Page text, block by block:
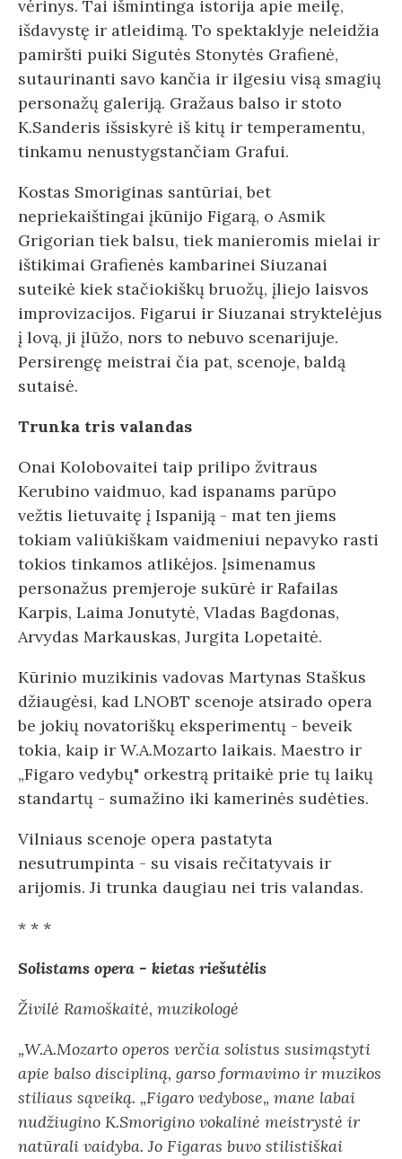
vėrinys. Tai išmintinga istorija apie meilę,
išdavystę ir atleidimą. To spektaklyje neleidžia
pamiršti puiki Sigutės Stonytės Grafienė,
sutaurinanti savo kančia ir ilgesiu visą smagių
personažų galeriją. Gražaus balso ir stoto
K.Sanderis išsiskyrė iš kitų ir temperamentu,
tinkamu nenustygstančiam Grafui.
Kostas Smoriginas santūriai, bet
nepriekaištingai įkūnijo Figarą, o Asmik
Grigorian tiek balsu, tiek manieromis mielai ir
ištikimai Grafienės kambarinei Siuzanai
suteikė kiek stačiokiškų bruožų, įliejo laisvos
improvizacijos. Figarui ir Siuzanai stryktelėjus
į lovą, ji įlūžo, nors to nebuvo scenarijuje.
Persirengę meistrai čia pat, scenoje, baldą
sutaisė.
Trunka tris valandas
Onai Kolobovaitei taip prilipo žvitraus
Kerubino vaidmuo, kad ispanams parūpo
vežtis lietuvaitę į Ispaniją - mat ten jiems
tokiam valiūkiškam vaidmeniui nepavyko rasti
tokios tinkamos atlikėjos. Įsimenamus
personažus premjeroje sukūrė ir Rafailas
Karpis, Laima Jonutytė, Vladas Bagdonas,
Arvydas Markauskas, Jurgita Lopetaitė.
Kūrinio muzikinis vadovas Martynas Staškus
džiaugėsi, kad LNOBT scenoje atsirado opera
be jokių novatoriškų eksperimentų - beveik
tokia, kaip ir W.A.Mozarto laikais. Maestro ir
„Figaro vedybų" orkestrą pritaikė prie tų laikų
standartų - sumažino iki kamerinės sudėties.
Vilniaus scenoje opera pastatyta
nesutrumpinta - su visais rečitatyvais ir
arijomis. Ji trunka daugiau nei tris valandas.
* * *
Solistams opera - kietas riešutėlis
Živilė Ramoškaitė, muzikologė
„W.A.Mozarto operos verčia solistus susimąstyti
apie balso discipliną, garso formavimo ir muzikos
stiliaus sąveiką. „Figaro vedybose„ mane labai
nudžiugino K.Smorigino vokalinė meistrystė ir
natūrali vaidyba. Jo Figaras buvo stilistiškai